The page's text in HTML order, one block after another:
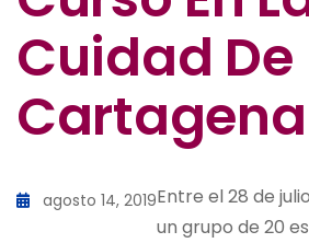
Cuidad De
Cartagena
agosto 14, 2019Entre el 28 de
un grupo de 20